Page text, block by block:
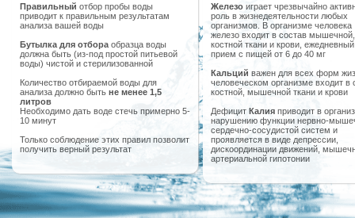
Правильный отбор пробы воды
приводит к правильным результатам
анализа вашей воды
Бутылка для отбора образца воды
должна быть (из-под простой питьевой
воды) чистой и стерилизованной
Количество отбираемой воды для
анализа должно быть не менее 1,5
литров
Необходимо дать воде стечь примерно 5-
10 минут
Только соблюдение этих правил позволит
получить верный результат
Железо играет чрезвычайно
роль в жизнедеятельности любых
организмов. В организме человека
железо входит в состав мышечной,
костной ткани и крови, ежедневный
прием с пищей от 6 до 40 мг
Кальций важен для всех форм
человеческом организме входит в
костной, мышечной ткани и крови
Дефицит Калия приводит в
нарушению функции нервно-
сердечно-сосудистой систем и
проявляется в виде депрессии,
дискоординации движений,
артериальной гипотонии